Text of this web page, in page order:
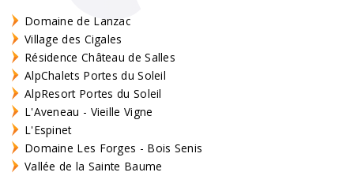
Domaine de Lanzac
Village des Cigales
Résidence Château de Salles
AlpChalets Portes du Soleil
AlpResort Portes du Soleil
L'Aveneau - Vieille Vigne
L'Espinet
Domaine Les Forges - Bois Senis
Vallée de la Sainte Baume